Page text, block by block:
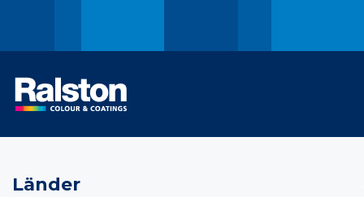
Länder